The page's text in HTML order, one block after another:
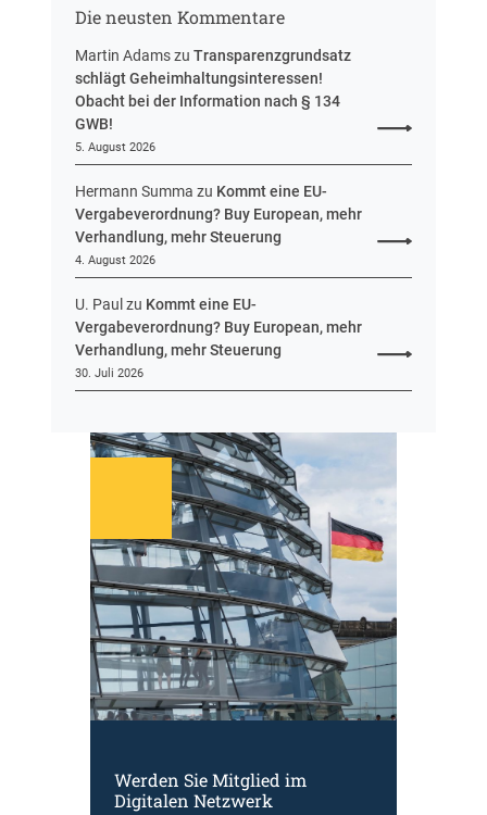
Die neusten Kommentare
Martin AdamszuTransparenzgrundsatz
schlägt Geheimhaltungsinteressen!
Obacht bei der Information nach § 134
GWB!
5. August 2026
Hermann Summa zu Kommt eine EU-
Vergabeverordnung? Buy European, mehr
Verhandlung, mehr Steuerung
4. August 2026
U. Paul zu Kommt eine EU-
Vergabeverordnung? Buy European, mehr
Verhandlung, mehr Steuerung
30. Juli 2026
Werden Sie Mitglied im
Digitalen Netzwerk